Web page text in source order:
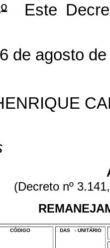
ºEste
agosto de
(Decreto nº
CÓDIGO DAS - UNITÁRIO